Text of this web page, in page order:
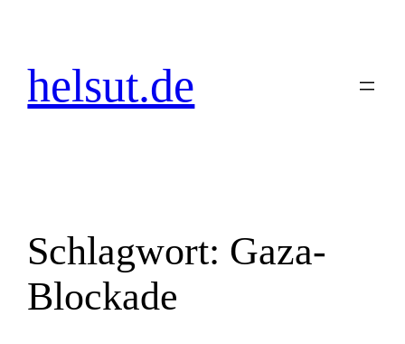
springen
helsut.de
Schlagwort: Gaza-
Blockade